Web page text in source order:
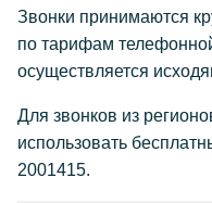
Звонки принимаются
по тарифам
осуществляется
Для звонков из
использовать
2001415.